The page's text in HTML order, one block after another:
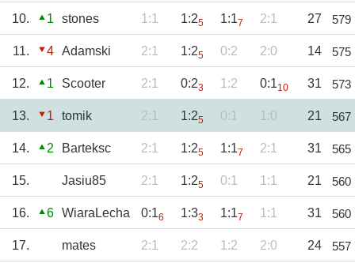
10. 1 stones 1:1 1:25 1:17 2:1 27 579
11. 4 Adamski 2:1 1:25 0:2 2:0 14 575
12. 1 Scooter 2:1 0:23 1:2 0:110 31 573
13. 1 tomik 2:1 1:25 0:1 1:0 21 567
14. 2 Barteksc 2:1 1:25 1:17 2:1 31 565
15. Jasiu85 2:1 1:25 0:1 1:1 21 560
16. 6 WiaraLecha 0:16 1:33 1:17 1:1 31 560
17. mates 2:1 2:2 1:2 2:0 24 557